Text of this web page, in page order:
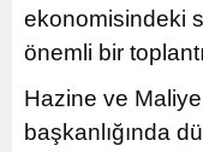
ekonomisindeki
önemli bir
Hazine ve
başkanlığında